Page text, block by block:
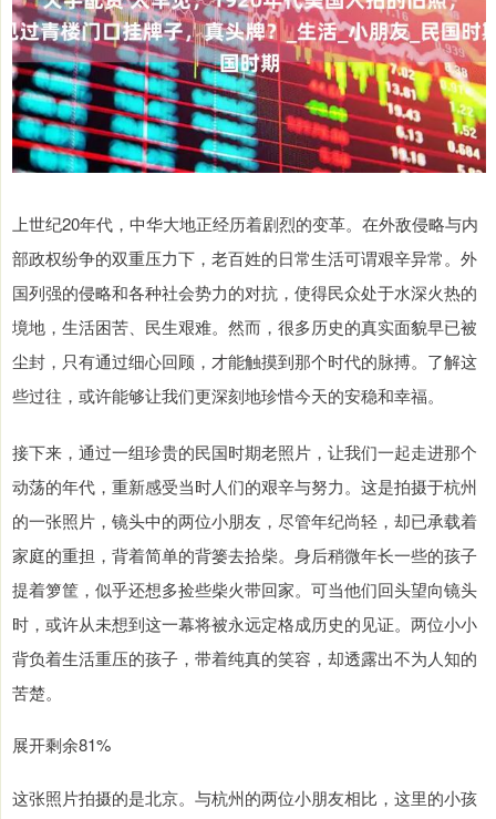
上世纪20年代，中华大地正经历着剧烈的变革。在外敌侵略与内
部政权纷争的双重压力下，老百姓的日常生活可谓艰辛异常。外
国列强的侵略和各种社会势力的对抗，使得民众处于水深火热的
境地，生活困苦、民生艰难。然而，很多历史的真实面貌早已被
尘封，只有通过细心回顾，才能触摸到那个时代的脉搏。了解这
些过往，或许能够让我们更深刻地珍惜今天的安稳和幸福。
接下来，通过一组珍贵的民国时期老照片，让我们一起走进那个
动荡的年代，重新感受当时人们的艰辛与努力。这是拍摄于杭州
的一张照片，镜头中的两位小朋友，尽管年纪尚轻，却已承载着
家庭的重担，背着简单的背篓去拾柴。身后稍微年长一些的孩子
提着箩筐，似乎还想多捡些柴火带回家。可当他们回头望向镜头
时，或许从未想到这一幕将被永远定格成历史的见证。两位小小
背负着生活重压的孩子，带着纯真的笑容，却透露出不为人知的
苦楚。
展开剩余81%
这张照片拍摄的是北京。与杭州的两位小朋友相比，这里的小孩